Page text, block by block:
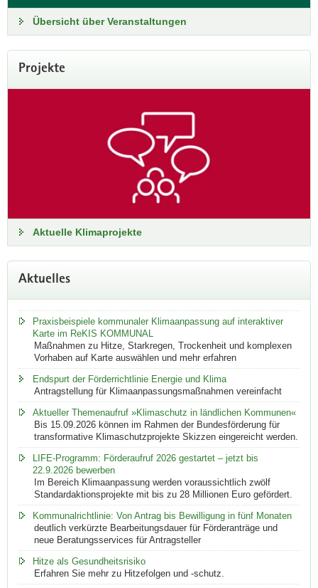
Klima.Leben
Was wir für die Erde tun können
Sachunterricht der Grundschule. Es besteht für jede
Klassenstufe aus einem Lehrbuch in Form eines eBooks,
einem Forschungsbuch und einer Handreichung für
Zu den Materialien
Übersicht über Veranstaltungen
Projekte
Aktuelle Klimaprojekte
Aktuelles
Praxisbeispiele kommunaler Klimaanpassung auf interaktiver
Karte im ReKIS KOMMUNAL
Maßnahmen zu Hitze, Starkregen, Trockenheit und komplexen
Vorhaben auf Karte auswählen und mehr erfahren
Endspurt der Förderrichtlinie Energie und Klima
Antragstellung für Klimaanpassungsmaßnahmen vereinfacht
Aktueller Themenaufruf »Klimaschutz in ländlichen Kommunen«
Bis 15.09.2026 können im Rahmen der Bundesförderung für
transformative Klimaschutzprojekte Skizzen eingereicht werden.
LIFE-Programm: Förderaufruf 2026 gestartet – jetzt bis
22.9.2026 bewerben
Im Bereich Klimaanpassung werden voraussichtlich zwölf
Standardaktionsprojekte mit bis zu 28 Millionen Euro gefördert.
Kommunalrichtlinie: Von Antrag bis Bewilligung in fünf Monaten
deutlich verkürzte Bearbeitungsdauer für Förderanträge und
neue Beratungsservices für Antragsteller
Hitze als Gesundheitsrisiko
Erfahren Sie mehr zu Hitzefolgen und -schutz.